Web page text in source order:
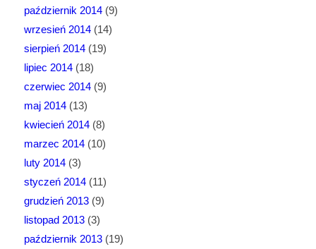
październik 2014(9)
wrzesień 2014(14)
sierpień 2014(19)
lipiec 2014(18)
czerwiec 2014(9)
maj 2014(13)
kwiecień 2014(8)
marzec 2014(10)
luty 2014(3)
styczeń 2014(11)
grudzień 2013(9)
listopad 2013(3)
październik 2013(19)